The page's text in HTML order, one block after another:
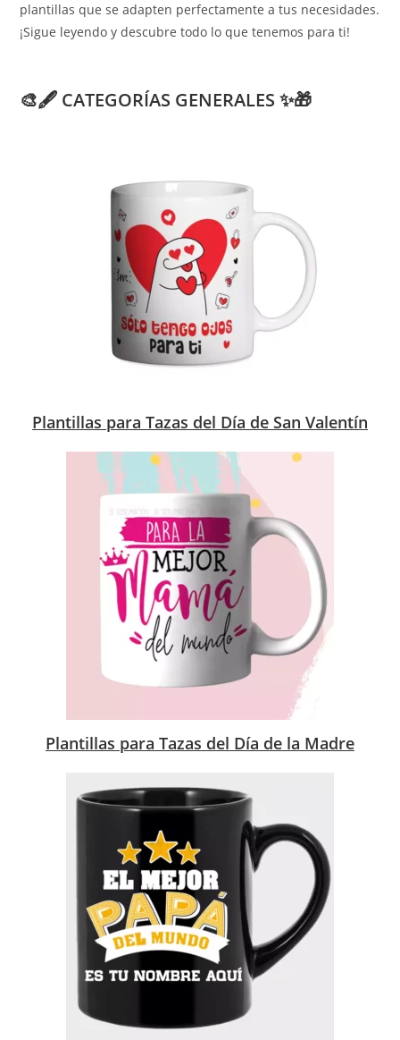
plantillas que se adapten perfectamente a tus necesidades.
¡Sigue leyendo y descubre todo lo que tenemos para ti!
🎨🖋️ CATEGORÍAS GENERALES ✨🎁
Plantillas para Tazas del Día de San Valentín
Plantillas para Tazas del Día de la Madre